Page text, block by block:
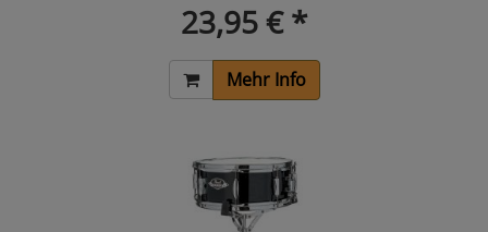
23,95 € *
Mehr Info